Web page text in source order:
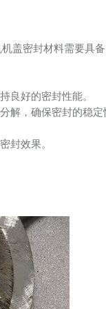
盖密封材料需要具
良好的密封性能。
解，确保密封的稳定
封效果。